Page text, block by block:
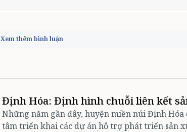
Xem thêm bình luận
Định Hóa: Định hình chuỗi liên kết
Những năm gần đây, huyện miền núi Định Hóa
tâm triển khai các dự án hỗ trợ phát triển sản